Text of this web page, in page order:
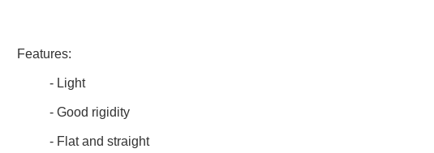
Features:
- Light
- Good rigidity
- Flat and straight